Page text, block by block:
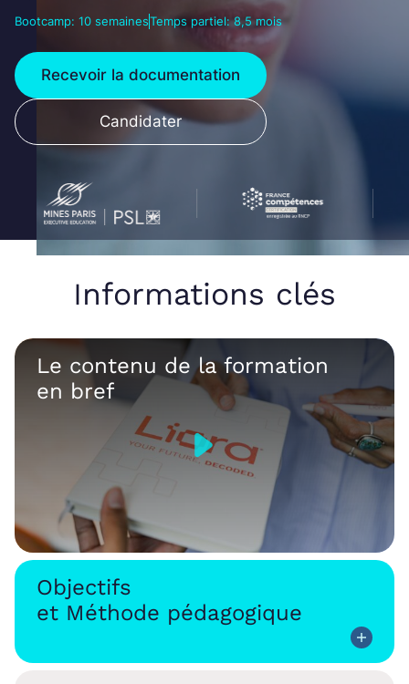
Bootcamp: 10 semainesTemps partiel: 8,5 mois
Recevoir la documentation
Candidater
Informations clés
Le contenu de la formation
en bref
Objectifs
et Méthode pédagogique